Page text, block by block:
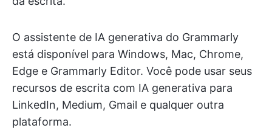
O assistente de IA generativa do Grammarly
está disponível para Windows, Mac, Chrome,
Edge e Grammarly Editor. Você pode usar seus
recursos de escrita com IA generativa para
LinkedIn, Medium, Gmail e qualquer outra
plataforma.